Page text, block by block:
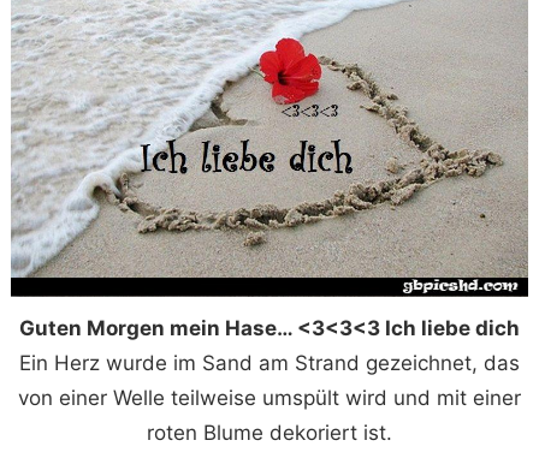
Guten Morgen mein Hase… <3<3<3 Ich liebe dich
Ein Herz wurde im Sand am Strand gezeichnet, das
von einer Welle teilweise umspült wird und mit einer
roten Blume dekoriert ist.